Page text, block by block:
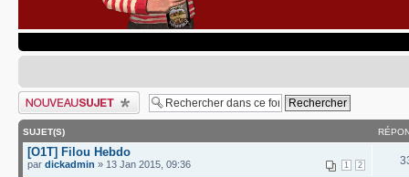
Publier un nouveau sujet
SUJET(S)
[O1T] Filou Hebdo
1 2
par dickadmin » 13 Jan 2015, 09:36